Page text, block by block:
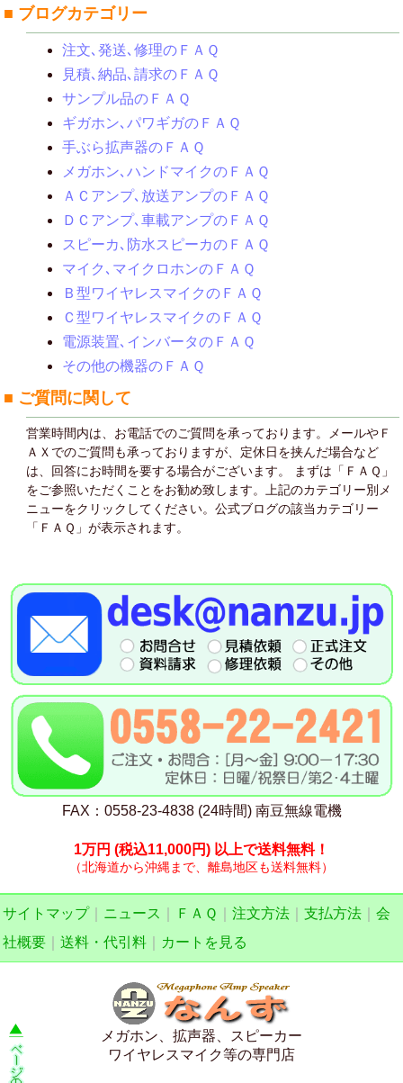
■ ブログカテゴリー
注文､発送､修理のＦＡＱ
見積､納品､請求のＦＡＱ
サンプル品のＦＡＱ
ギガホン､パワギガのＦＡＱ
手ぶら拡声器のＦＡＱ
メガホン､ハンドマイクのＦＡＱ
ＡＣアンプ､放送アンプのＦＡＱ
ＤＣアンプ､車載アンプのＦＡＱ
スピーカ､防水スピーカのＦＡＱ
マイク､マイクロホンのＦＡＱ
Ｂ型ワイヤレスマイクのＦＡＱ
Ｃ型ワイヤレスマイクのＦＡＱ
電源装置､インバータのＦＡＱ
その他の機器のＦＡＱ
■ ご質問に関して
営業時間内は、お電話でのご質問を承っております。メールやＦ
ＡＸでのご質問も承っておりますが、定休日を挟んだ場合など
は、回答にお時間を要する場合がございます。 まずは「ＦＡＱ」
をご参照いただくことをお勧め致します。上記のカテゴリー別メ
ニューをクリックしてください。公式ブログの該当カテゴリー
「ＦＡＱ」が表示されます。
FAX：0558-23-4838 (24時間) 南豆無線電機
1万円 (税込11,000円) 以上で送料無料！
（北海道から沖縄まで、離島地区も送料無料）
サイトマップ｜ ニュース ＦＡＱ 注文方法 支払方法
会
社概要
送料・代引料 カートを見る
メガホン、拡声器、スピーカー
ワイヤレスマイク等の専門店